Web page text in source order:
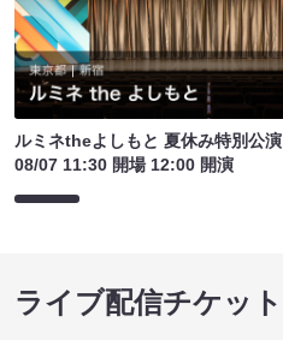
ルミネtheよしもと 夏休み特別公演
08/07 11:30 開場 12:00 開演
ライブ配信チケット